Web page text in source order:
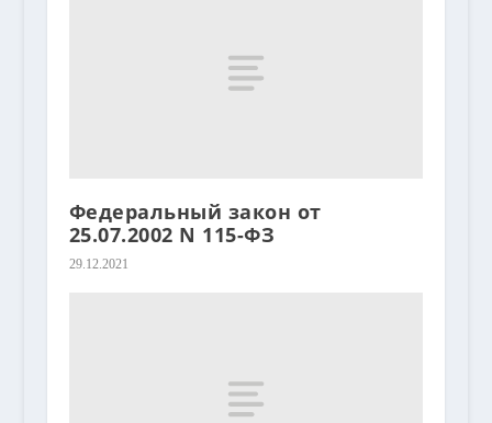
Федеральный закон от
25.07.2002 N 115-ФЗ
29.12.2021